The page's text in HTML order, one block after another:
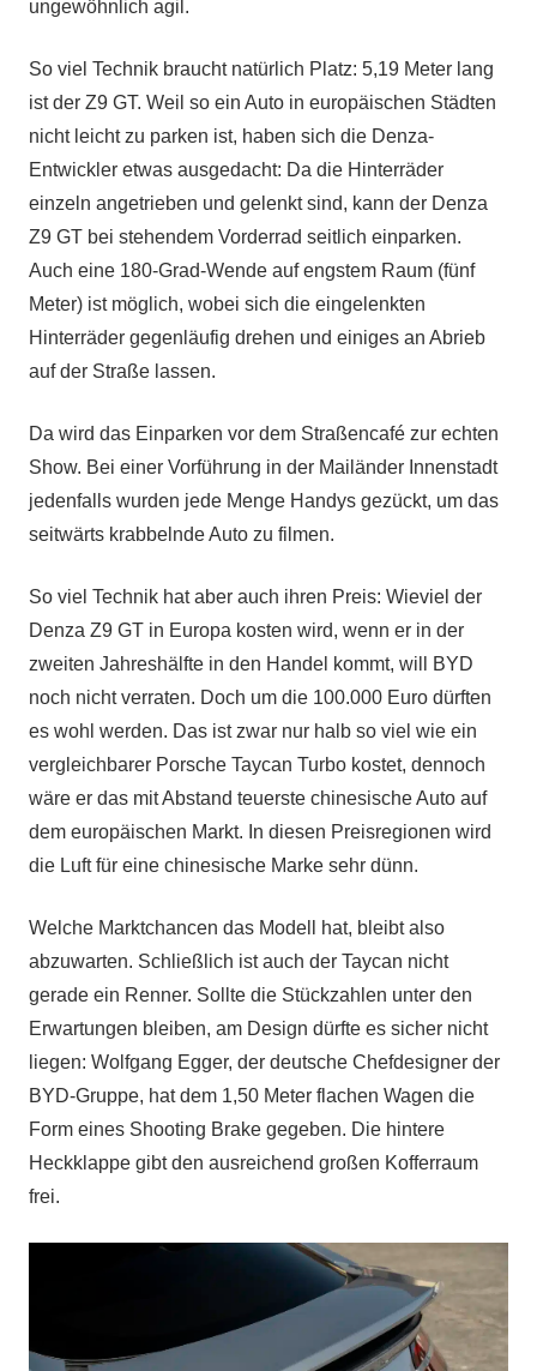
ungewöhnlich agil.
So viel Technik braucht natürlich Platz: 5,19 Meter lang
ist der Z9 GT. Weil so ein Auto in europäischen Städten
nicht leicht zu parken ist, haben sich die Denza-
Entwickler etwas ausgedacht: Da die Hinterräder
einzeln angetrieben und gelenkt sind, kann der Denza
Z9 GT bei stehendem Vorderrad seitlich einparken.
Auch eine 180-Grad-Wende auf engstem Raum (fünf
Meter) ist möglich, wobei sich die eingelenkten
Hinterräder gegenläufig drehen und einiges an Abrieb
auf der Straße lassen.
Da wird das Einparken vor dem Straßencafé zur echten
Show. Bei einer Vorführung in der Mailänder Innenstadt
jedenfalls wurden jede Menge Handys gezückt, um das
seitwärts krabbelnde Auto zu filmen.
So viel Technik hat aber auch ihren Preis: Wieviel der
Denza Z9 GT in Europa kosten wird, wenn er in der
zweiten Jahreshälfte in den Handel kommt, will BYD
noch nicht verraten. Doch um die 100.000 Euro dürften
es wohl werden. Das ist zwar nur halb so viel wie ein
vergleichbarer Porsche Taycan Turbo kostet, dennoch
wäre er das mit Abstand teuerste chinesische Auto auf
dem europäischen Markt. In diesen Preisregionen wird
die Luft für eine chinesische Marke sehr dünn.
Welche Marktchancen das Modell hat, bleibt also
abzuwarten. Schließlich ist auch der Taycan nicht
gerade ein Renner. Sollte die Stückzahlen unter den
Erwartungen bleiben, am Design dürfte es sicher nicht
liegen: Wolfgang Egger, der deutsche Chefdesigner der
BYD-Gruppe, hat dem 1,50 Meter flachen Wagen die
Form eines Shooting Brake gegeben. Die hintere
Heckklappe gibt den ausreichend großen Kofferraum
frei.